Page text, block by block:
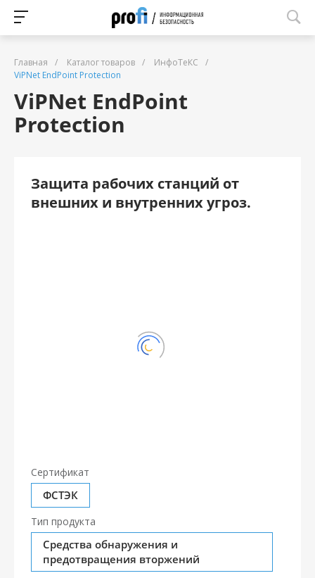
Главная / Каталог товаров / ИнфоТеКС
/
ViPNet EndPoint Protection
ViPNet EndPoint
Protection
Защита рабочих станций от
внешних и внутренних угроз.
Сертификат
ФСТЭК
Тип продукта
Средства обнаружения и
предотвращения вторжений